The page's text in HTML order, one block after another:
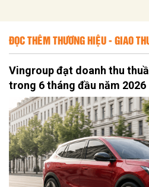
ĐỌC THÊM THƯƠNG HIỆU - GIAO
Vingroup đạt doanh thu
trong 6 tháng đầu năm 2026